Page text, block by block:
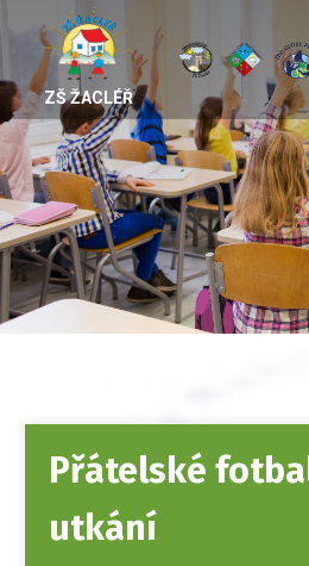
ZŠ ŽACLÉŘ
Přátelské
utkání